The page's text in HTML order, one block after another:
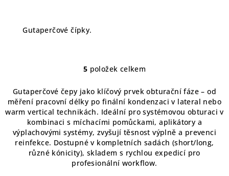
Gutaperčové čípky.
O
v
l
á
d
a
c
í
p
5 položek celkem
Gutaperčové čepy jako klíčový prvek obturační fáze – od
měření pracovní délky po finální kondenzaci v lateral nebo
warm vertical technikách. Ideální pro systémovou obturaci v
kombinaci s míchacími pomůckami, aplikátory a
výplachovými systémy, zvyšují těsnost výplně a prevenci
reinfekce. Dostupné v kompletních sadách (short/long,
různé kónicity), skladem s rychlou expedicí pro
profesionální workflow.